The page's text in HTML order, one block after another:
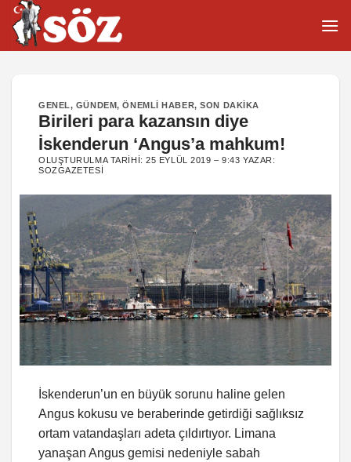
İçeriğe
atla
GENEL, GÜNDEM,ÖNEMLI HABER,SON DAKIKA
Birileri para kazansın diye
İskenderun ‘Angus’a mahkum!
OLUŞTURULMA TARIHI:25 EYLÜL 2019 – 9:43 YAZAR:
SOZGAZETESI
İskenderun’un en büyük sorunu haline gelen
Angus kokusu ve beraberinde getirdiği sağlıksız
ortam vatandaşları adeta çıldırtıyor. Limana
yanaşan Angus gemisi nedeniyle sabah